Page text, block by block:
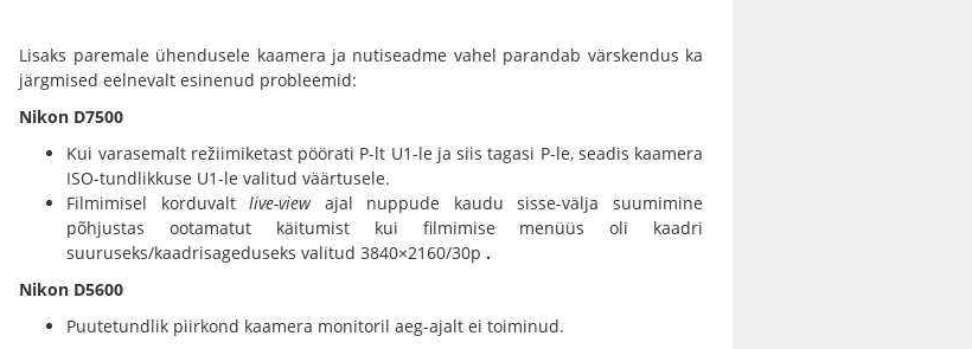
Lisaks paremale ühendusele kaamera ja nutiseadme vahel parandab värskendus ka
järgmised eelnevalt esinenud probleemid:
Nikon D7500
Kui varasemalt režiimiketast pöörati P-lt U1-le ja siis tagasi P-le, seadis kaamera
ISO-tundlikkuse U1-le valitud väärtusele.
Filmimisel korduvaltlive-viewajal nuppude kaudu sisse-välja suumimine
põhjustas ootamatut käitumist kui filmimise menüüs oli kaadri
suuruseks/kaadrisageduseks valitud 3840×2160/30p .
Nikon D5600
Puutetundlik piirkond kaamera monitoril aeg-ajalt ei toiminud.